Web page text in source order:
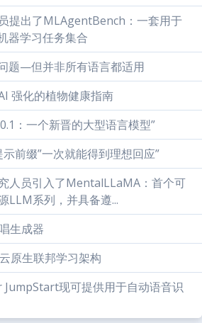
提出了MLAgentBench：一套用于
器学习任务集合
题—但并非所有语言都适用
强化的植物健康指南
：一个新晋的大型语言模型”
前缀”一次就能得到理想回应”
人员引入了MentalLLaMA：首个可
LLM系列，并具备遵...
生成器
原生联邦学习架构
现可提供用于自动语音识